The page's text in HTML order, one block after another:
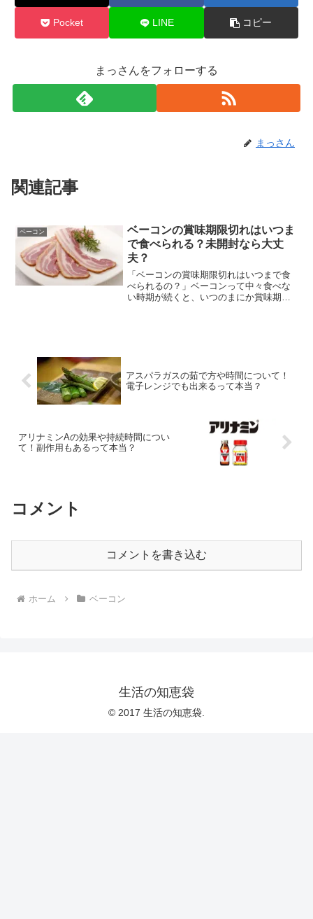
Pocket LINE コピー
まっさんをフォローする
まっさん
関連記事
ベーコン
ベーコンの賞味期限切れはいつま
で食べられる？未開封なら大丈
夫？
「ベーコンの賞味期限切れはいつまで食
べられるの？」ベーコンって中々食べな
い時期が続くと、いつのまにか賞味期限
アスパラガスの茹で方や時間について！
電子レンジでも出来るって本当？
アリナミンAの効果や持続時間につい
て！副作用もあるって本当？
コメント
コメントを書き込む
ホーム ベーコン
生活の知恵袋
© 2017 生活の知恵袋.